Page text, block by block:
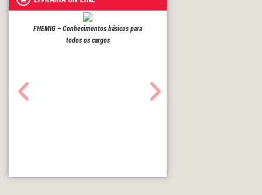
FHEMIG – Conhecimentos básicos para
todos os cargos